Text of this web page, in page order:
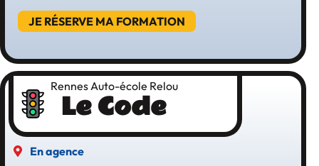
JE RÉSERVE MA FORMATION
Rennes Auto-école Relou
Le Code
En agence